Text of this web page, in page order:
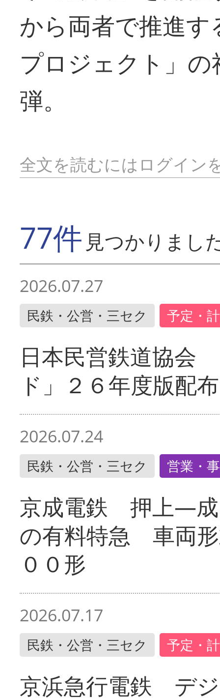
から両者で推進
プロジェクト」
弾。
全文を読むにはログイン
77件 見つかりまし
2026.07.27
民鉄・公営・三セク 予定・
日本民営鉄道協会
ド」２６年度版配布
2026.07.24
民鉄・公営・三セク 営業・
京成電鉄 押上―成
の有料特急 車両
００形
2026.07.17
民鉄・公営・三セク 予定・
京浜急行電鉄 デ